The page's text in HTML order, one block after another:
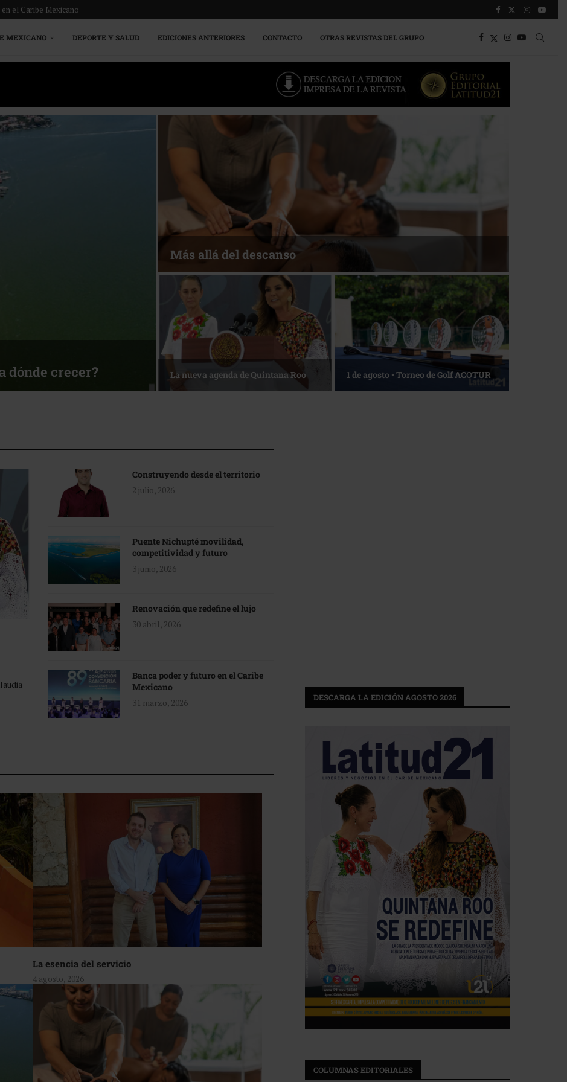
el Caribe Mexicano
MEXICANO DEPORTE Y SALUD EDICIONES ANTERIORES CONTACTO OTRAS REVISTAS DEL GRUPO
dónde crecer?
Más allá del descanso
La nueva agenda de Quintana Roo 1 de agosto • Torneo de Golf ACOTUR
Construyendo desde el territorio
2 julio, 2026
Puente Nichupté movilidad,
competitividad y futuro
3 junio, 2026
Renovación que redefine el lujo
30 abril, 2026
Banca poder y futuro en el Caribe
Mexicano
31 marzo, 2026
La esencia del servicio
4 agosto, 2026
DESCARGA LA EDICIÓN AGOSTO 2026
COLUMNAS EDITORIALES